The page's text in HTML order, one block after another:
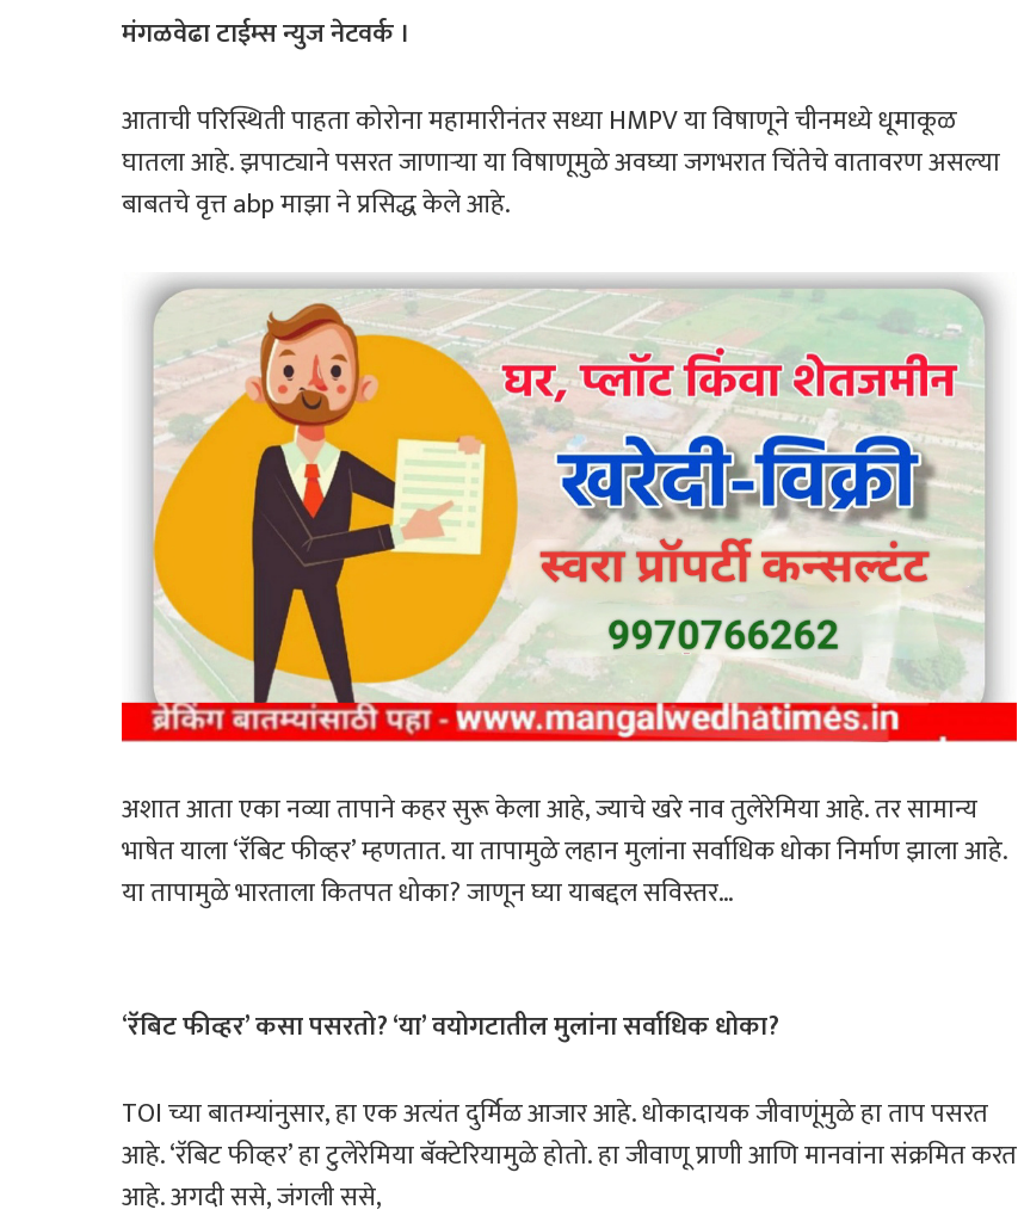
b
ok
tt at
p
p
e
मंगळवेढा टाईम्स न्युज नेटवर्क ।
आताची परिस्थिती पाहता कोरोना महामारीनंतर सध्या HMPV या विषाणूने चीनमध्ये धूमाकूळ
घातला आहे. झपाट्याने पसरत जाणाऱ्या या विषाणूमुळे अवघ्या जगभरात चिंतेचे वातावरण असल्या
बाबतचे वृत्त abp माझा ने प्रसिद्ध केले आहे.
अशात आता एका नव्या तापाने कहर सुरू केला आहे, ज्याचे खरे नाव तुलेरेमिया आहे. तर सामान्य
भाषेत याला ‘रॅबिट फीव्हर’ म्हणतात. या तापामुळे लहान मुलांना सर्वाधिक धोका निर्माण झाला आहे.
या तापामुळे भारताला कितपत धोका? जाणून घ्या याबद्दल सविस्तर…
‘रॅबिट फीव्हर’ कसा पसरतो? ‘या’ वयोगटातील मुलांना सर्वाधिक धोका?
TOI च्या बातम्यांनुसार, हा एक अत्यंत दुर्मिळ आजार आहे. धोकादायक जीवाणूंमुळे हा ताप पसरत
आहे. ‘रॅबिट फीव्हर’ हा टुलेरेमिया बॅक्टेरियामुळे होतो. हा जीवाणू प्राणी आणि मानवांना संक्रमित करत
आहे. अगदी ससे, जंगली ससे,